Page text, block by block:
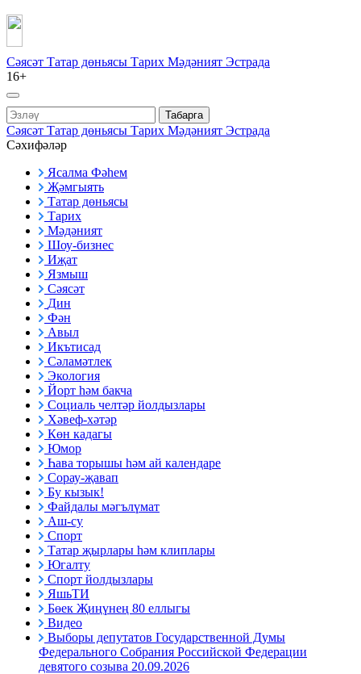
Сәясәт Татар дөньясы Тарих Мәдәният Эстрада
16+
Табарга
Сәясәт Татар дөньясы Тарих Мәдәният Эстрада
Сәхифәләр
Ясалма Фәһем
Җәмгыять
Татар дөньясы
Тарих
Мәдәният
Шоу-бизнес
Иҗат
Язмыш
Сәясәт
Дин
Фән
Авыл
Икътисад
Сәламәтлек
Экология
Йорт һәм бакча
Социаль челтәр йолдызлары
Хәвеф-хәтәр
Көн кадагы
Юмор
Һава торышы һәм ай календаре
Сорау-җавап
Бу кызык!
Файдалы мәгълүмат
Аш-су
Спорт
Татар җырлары һәм клиплары
Югалту
Спорт йолдызлары
ЯшьТИ
Бөек Җиңүнең 80 еллыгы
Видео
Выборы депутатов Государственной Думы
Федерального Собрания Российской Федерации
девятого созыва 20.09.2026